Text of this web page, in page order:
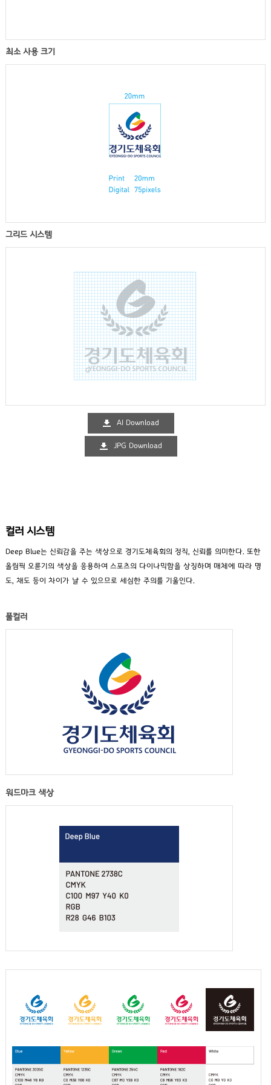
최소 사용 크기
그리드 시스템
AI Download
JPG Download
컬러 시스템
Deep Blue는 신뢰감을 주는 색상으로 경기도체육회의 정직, 신뢰를 의미한다. 또한
올림픽 오륜기의 색상을 응용하여 스포츠의 다이나믹함을 상징하며 매체에 따라 명
도, 채도 등이 차이가 날 수 있으므로 세심한 주의를 기울인다.
풀컬러
워드마크 색상